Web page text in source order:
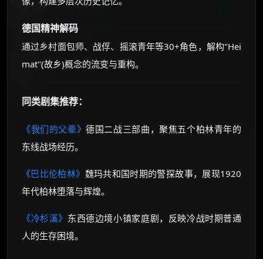
德国精神解码
通过乡村面包师、战俘、摇滚青年等30+角色，解构"Hei
mat"(故乡)概念的流变与重构。
同类剧集推荐：
《我们的父辈》德国二战三部曲，聚焦五个柏林青年的
东线战场经历。
《巴比伦柏林》 魏玛共和国时期的警探故事，展现1920
年代柏林堕落与辉煌。
《冷杉溪》 东西德边境小镇家庭剧，反映冷战时期普通
人的生存困境。